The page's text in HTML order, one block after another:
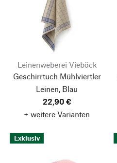
Leinenweberei Vieböck
Geschirrtuch Mühlviertler
Leinen, Blau
22,90 €
+ weitere Varianten
Exklusiv